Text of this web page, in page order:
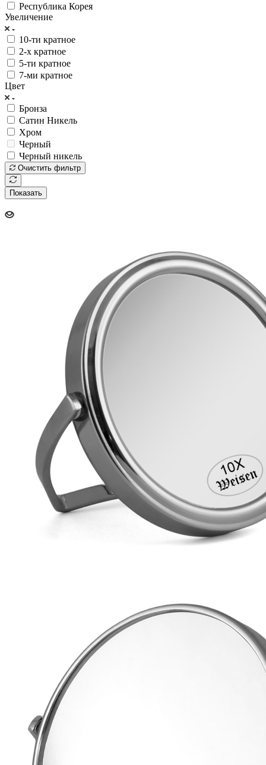
Республика Корея
Увеличение
10-ти кратное
2-х кратное
5-ти кратное
7-ми кратное
Цвет
Бронза
Сатин Никель
Хром
Черный
Черный никель
Очистить фильтр
Показать